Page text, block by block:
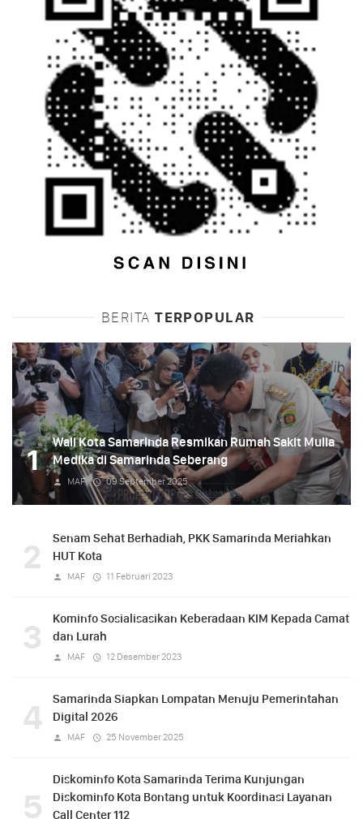
BERITA TERPOPULAR
1
Wali Kota Samarinda Resmikan Rumah Sakit Mulia
Medika di Samarinda Seberang
MAF 09 September 2025
2
Senam Sehat Berhadiah, PKK Samarinda Meriahkan
HUT Kota
MAF 11 Februari 2023
3
Kominfo Sosialisasikan Keberadaan KIM Kepada Camat
dan Lurah
MAF 12 Desember 2023
4
Samarinda Siapkan Lompatan Menuju Pemerintahan
Digital 2026
MAF 25 November 2025
5
Diskominfo Kota Samarinda Terima Kunjungan
Diskominfo Kota Bontang untuk Koordinasi Layanan
Call Center 112